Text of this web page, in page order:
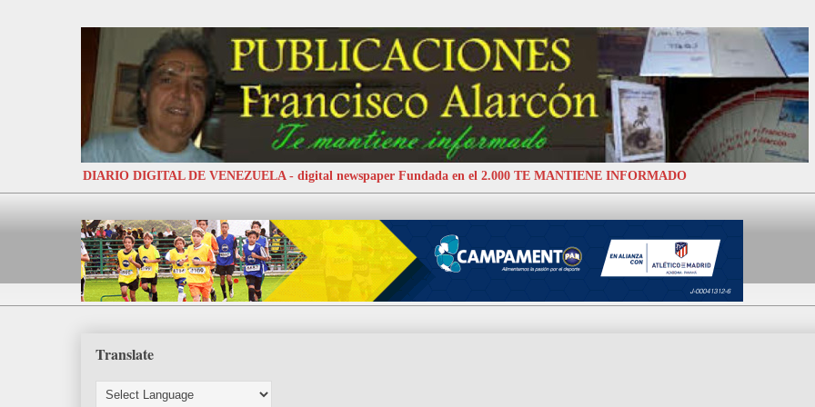
DIARIO DIGITAL DE VENEZUELA - digital newspaper Fundada en el 2.000 TE MANTIENE INFORMADO
Translate